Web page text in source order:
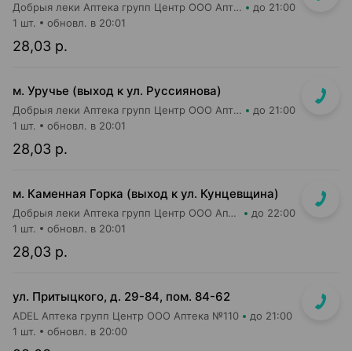
Добрыя леки Аптека групп Центр ООО Аптека №25 до 21:00
28,03 р.
1 шт. обновл. в 20:01
м. Уручье (выход к ул. Руссиянова)
Добрыя леки Аптека групп Центр ООО Аптека №16 до 21:00
28,03 р.
1 шт. обновл. в 20:01
м. Каменная Горка (выход к ул. Кунцевщина)
Добрыя леки Аптека групп Центр ООО Аптека №13 до 22:00
28,03 р.
1 шт. обновл. в 20:01
ул. Притыцкого, д. 29-84, пом. 84-62
ADEL Аптека групп Центр ООО Аптека №110 до 21:00
1 шт. обновл. в 20:00